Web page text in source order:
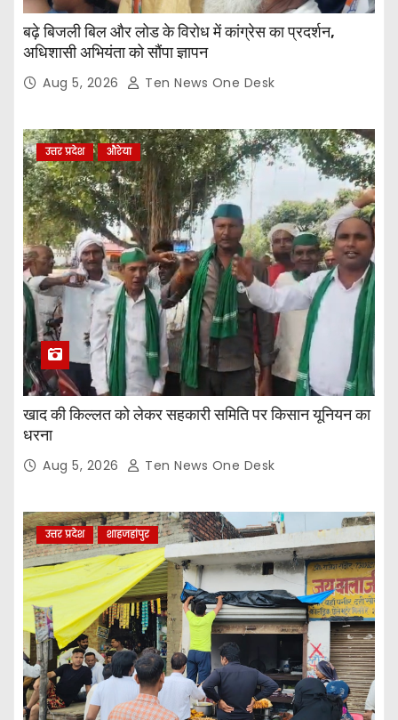
बढ़े बिजली बिल और लोड के विरोध में कांग्रेस का प्रदर्शन,
अधिशासी अभियंता को सौंपा ज्ञापन
Aug 5, 2026 Ten News One Desk
उत्तर प्रदेश औरेया
खाद की किल्लत को लेकर सहकारी समिति पर किसान यूनियन का
धरना
Aug 5, 2026 Ten News One Desk
उत्तर प्रदेश शाहजहांपुर